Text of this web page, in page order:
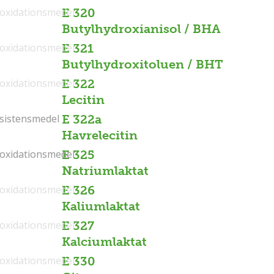
E 320
Butylhydroxianisol / BHA
E 321
Butylhydroxitoluen / BHT
E 322
Lecitin
E 322a
Havrelecitin
E 325
Natriumlaktat
E 326
Kaliumlaktat
E 327
Kalciumlaktat
E 330